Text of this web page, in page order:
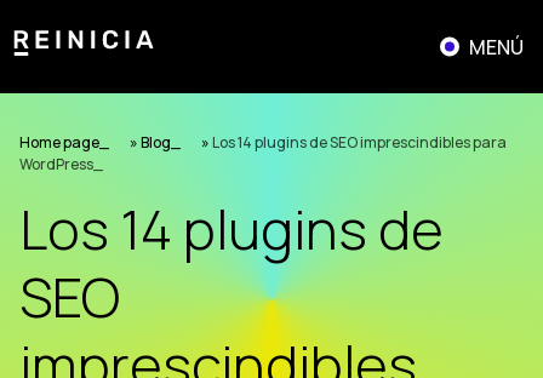
al
MENÚ
Home page »Blog »Los 14 plugins de SEO imprescindibles para
WordPress
Los 14 plugins de
SEO